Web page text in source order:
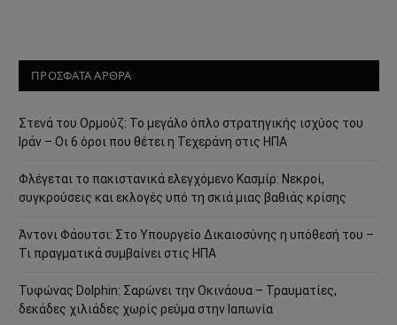
ΠΡΟΣΦΑΤΑ ΑΡΘΡΑ
Στενά του Ορμούζ: Το μεγάλο όπλο στρατηγικής ισχύος του
Ιράν – Οι 6 όροι που θέτει η Τεχεράνη στις ΗΠΑ
Φλέγεται το πακιστανικά ελεγχόμενο Κασμίρ: Νεκροί,
συγκρούσεις και εκλογές υπό τη σκιά μιας βαθιάς κρίσης
Άντονι Φάουτσι: Στο Υπουργείο Δικαιοσύνης η υπόθεσή του –
Τι πραγματικά συμβαίνει στις ΗΠΑ
Τυφώνας Dolphin: Σαρώνει την Οκινάουα – Τραυματίες,
δεκάδες χιλιάδες χωρίς ρεύμα στην Ιαπωνία